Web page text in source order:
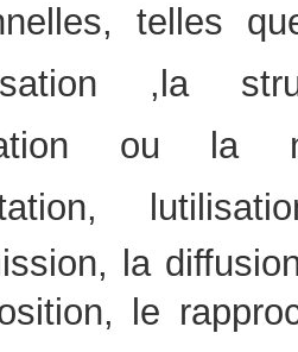
telles
,la
ou la
la
le